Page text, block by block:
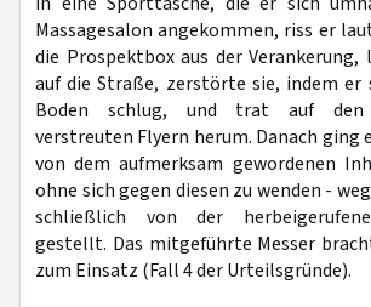
Massagesalon angekommen, riss er
die Prospektbox aus der
auf die Straße, zerstörte sie, indem er
Boden schlug, und trat auf den
verstreuten Flyern herum. Danach ging
von dem aufmerksam gewordenen
ohne sich gegen diesen zu wenden -
schließlich von der
gestellt. Das mitgeführte Messer
zum Einsatz (Fall 4 der Urteilsgründe).